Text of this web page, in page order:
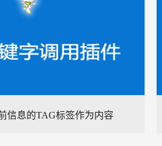
信息的TAG标签作为内容